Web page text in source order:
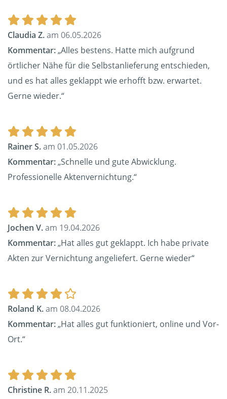
Claudia Z.am 06.05.2026
Kommentar:„Alles bestens. Hatte mich aufgrund
örtlicher Nähe für die Selbstanlieferung entschieden,
und es hat alles geklappt wie erhofft bzw. erwartet.
Gerne wieder.“
Rainer S.am 01.05.2026
Kommentar:„Schnelle und gute Abwicklung.
Professionelle Aktenvernichtung.“
Jochen V.am 19.04.2026
Kommentar:„Hat alles gut geklappt. Ich habe private
Akten zur Vernichtung angeliefert. Gerne wieder“
Roland K.am 08.04.2026
Kommentar:„Hat alles gut funktioniert, online und Vor-
Ort.“
Christine R.am 20.11.2025